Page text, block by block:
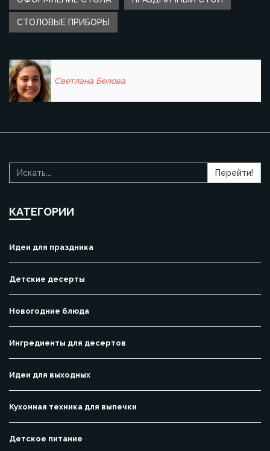
СТОЛОВЫЕ ПРИБОРЫ
Светлана Белова
Перейти!
КАТЕГОРИИ
Идеи для праздника
Детские десерты
Новогодние блюда
Ингредиенты для десертов
Идеи для выходных
Кухонная техника для выпечки
Детское питание